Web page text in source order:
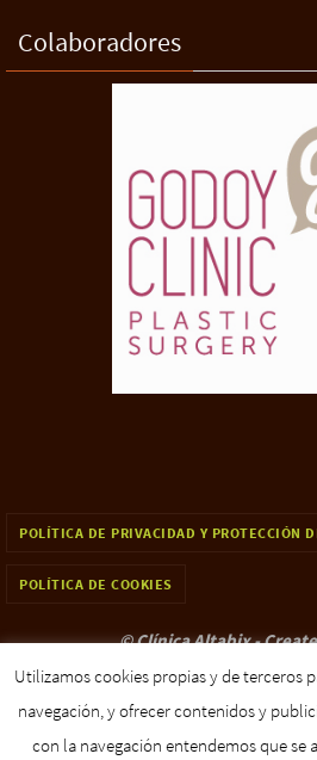
Colaboradores
POLÍTICA DE PRIVACIDAD Y PROTECCIÓN
POLÍTICA DE COOKIES
© Clínica Altabix -
Funciona conNirvana&
Utilizamos cookies propias y de terceros
navegación, y ofrecer contenidos y
con la navegación entendemos que se